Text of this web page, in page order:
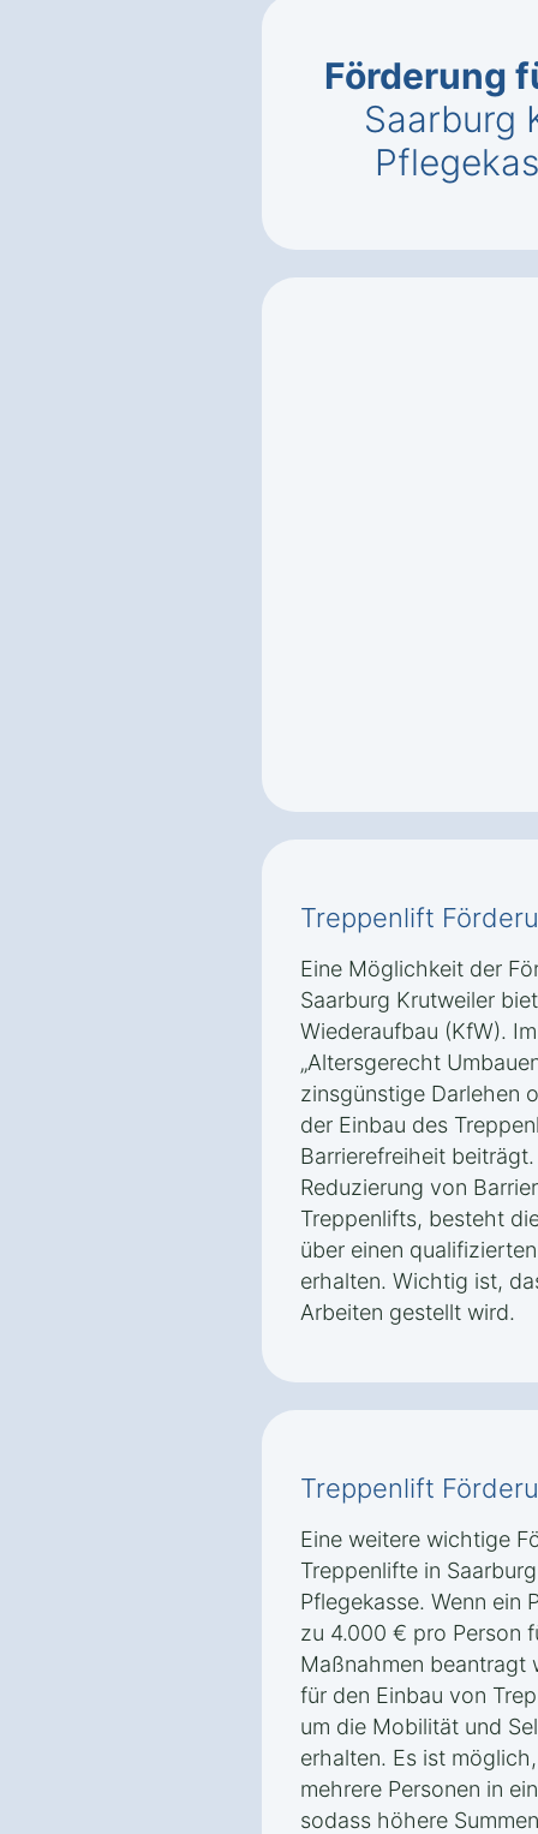
Förderung
Saarburg
Treppenlift
Eine Möglichkeit der
Saarburg Krutweiler
Wiederaufbau (KfW).
„Altersgerecht
zinsgünstige Darlehen
der Einbau des
Barrierefreiheit
Reduzierung von
Treppenlifts, besteht
über einen
erhalten. Wichtig ist,
Arbeiten gestellt wird.
Treppenlift
Eine weitere wichtige
Treppenlifte in
Pflegekasse. Wenn ein
zu 4.000 € pro Person
Maßnahmen beantragt
für den Einbau von
um die Mobilität und
erhalten. Es ist
mehrere Personen in
sodass höhere